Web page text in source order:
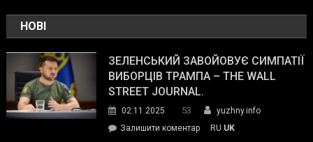
НОВІ
ЗЕЛЕНСЬКИЙ ЗАВОЙОВУЄ СИМПАТІЇ
ВИБОРЦІВ ТРАМПА – THE WALL
STREET JOURNAL.
02.11.2025 53
yuzhny.info
Залишити коментарon
RU UK